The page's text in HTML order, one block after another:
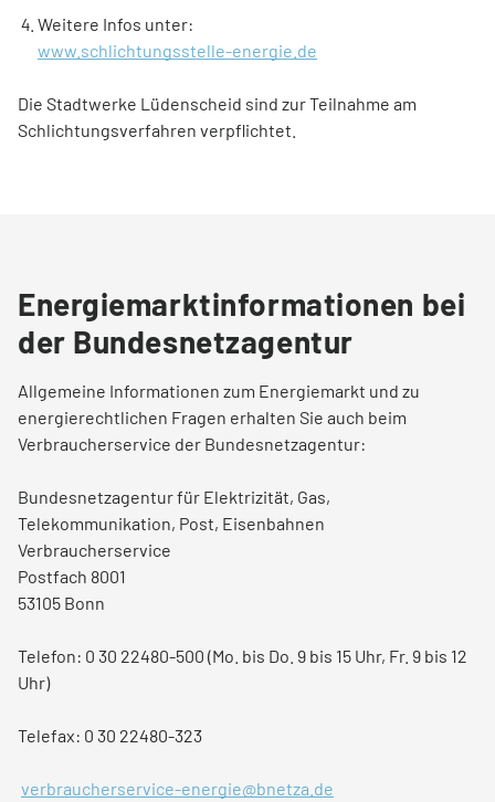
Weitere Infos unter:
www.schlichtungsstelle-energie.de
Die Stadtwerke Lüdenscheid sind zur Teilnahme am
Schlichtungsverfahren verpflichtet.
Energiemarktinformationen bei
der Bundesnetzagentur
Allgemeine Informationen zum Energiemarkt und zu
energierechtlichen Fragen erhalten Sie auch beim
Verbraucherservice der Bundesnetzagentur:
Bundesnetzagentur für Elektrizität, Gas,
Telekommunikation, Post, Eisenbahnen
Verbraucherservice
Postfach 8001
53105 Bonn
Telefon: 0 30 22480-500 (Mo. bis Do. 9 bis 15 Uhr, Fr. 9 bis 12
Uhr)
Telefax: 0 30 22480-323
verbraucherservice-energie@bnetza.de